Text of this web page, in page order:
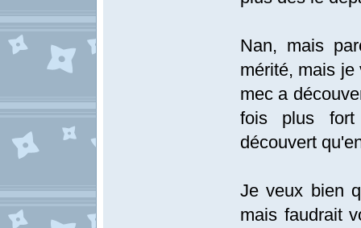
Nan, mais
mérité, mais
mec a
fois plus
découvert
Je veux bien
mais faudrait